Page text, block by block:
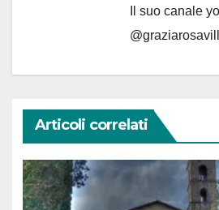
Il suo canale
Articoli correlati